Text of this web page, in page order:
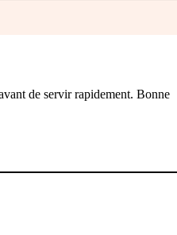
de servir rapidement. Bonne